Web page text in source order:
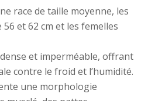
race de taille moyenne, les
et 62 cm et les femelles
et imperméable, offrant
contre le froid et l’humidité.
une morphologie